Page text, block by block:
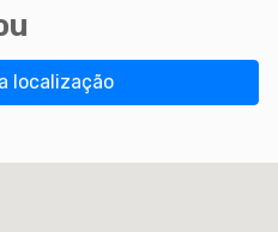
localização